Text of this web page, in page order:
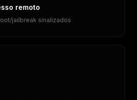
remoto
jailbreak sinalizados